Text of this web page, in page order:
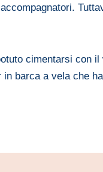
cimentarsi con il
barca a vela che